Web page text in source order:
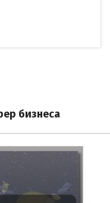
бизнеса